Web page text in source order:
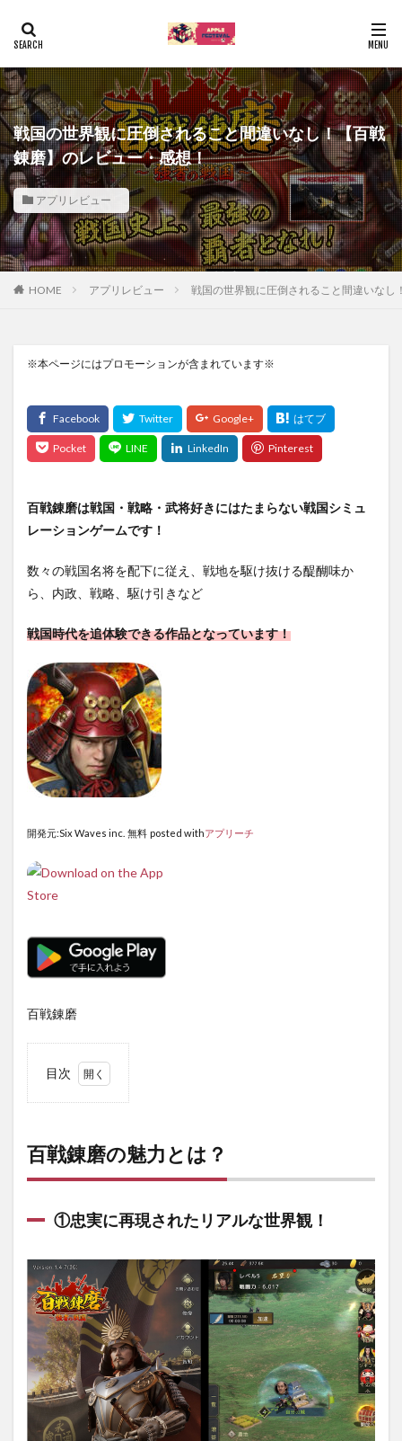
戦国の世界観に圧倒されること間違いなし！【百戦
錬磨】のレビュー・感想！
アプリレビュー
HOME アプリレビュー 戦国の世界観に圧倒されること間違いなし
※本ページにはプロモーションが含まれています※
百戦錬磨は戦国・戦略・武将好きにはたまらない戦国シミュ
レーションゲームです！
数々の戦国名将を配下に従え、戦地を駆け抜ける醍醐味か
ら、内政、戦略、駆け引きなど
戦国時代を追体験できる作品となっています！
開発元:Six Waves inc. 無料 posted withアプリーチ
百戦錬磨
目次
の魅
力と
は？
①忠
再現
され
たリ
アル
な世
界
観！
1.2
②個
性豊
かな
百戦錬磨の魅力とは？
①忠実に再現されたリアルな世界観！